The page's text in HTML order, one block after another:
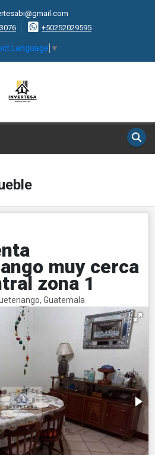
+50252029595
Language ▼
muy cerca
zona 1
Guatemala